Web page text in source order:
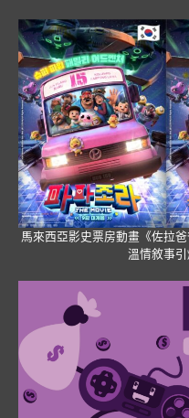
馬來西亞影史票房動畫《佐拉
溫情敘事